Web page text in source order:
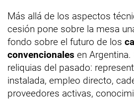
Más allá de los aspectos
cesión pone sobre la mesa
fondo sobre el futuro de los
convencionales en
reliquias del pasado:
instalada, empleo directo,
proveedores activas,